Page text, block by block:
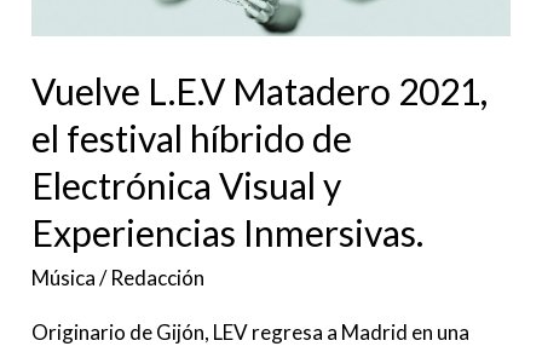
Vuelve L.E.V Matadero 2021,
el festival híbrido de
Electrónica Visual y
Experiencias Inmersivas.
Música/Redacción
Originario de Gijón, LEV regresa a Madrid en una
de
Visual
y
Experiencias
Inmersivas.